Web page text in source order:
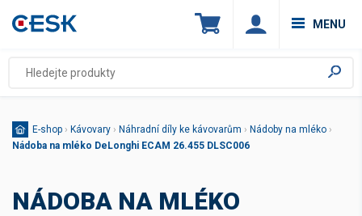
MENU
E-shop › Kávovary › Náhradní díly ke kávovarům › Nádoby na mléko ›
Nádoba na mléko DeLonghi ECAM 26.455 DLSC006
NÁDOBA NA MLÉKO